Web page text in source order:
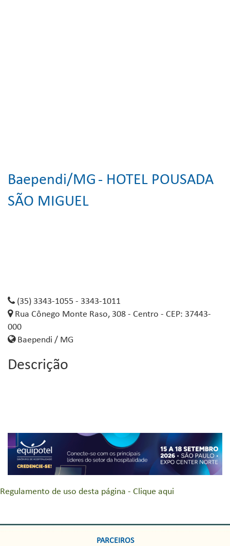
Baependi/MG - HOTEL POUSADA
SÃO MIGUEL
(35) 3343-1055 - 3343-1011
Rua Cônego Monte Raso, 308 - Centro - CEP: 37443-
000
Baependi / MG
Descrição
Regulamento de uso desta página - Clique aqui
PARCEIROS